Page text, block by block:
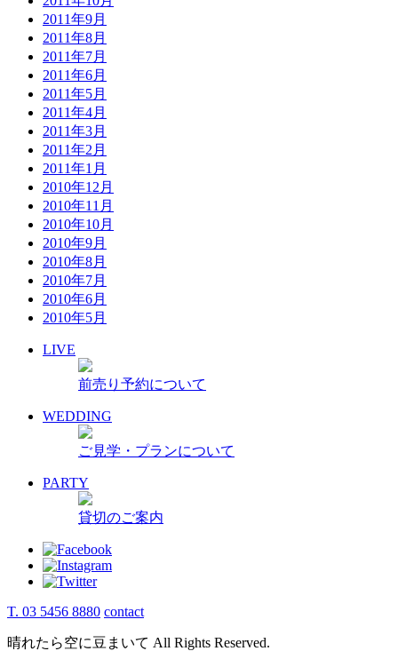
2011年9月
2011年8月
2011年7月
2011年6月
2011年5月
2011年4月
2011年3月
2011年2月
2011年1月
2010年12月
2010年11月
2010年10月
2010年9月
2010年8月
2010年7月
2010年6月
2010年5月
LIVE
前売り予約について
WEDDING
ご見学・プランについて
PARTY
貸切のご案内
T. 03 5456 8880 contact
晴れたら空に豆まいて All Rights Reserved.